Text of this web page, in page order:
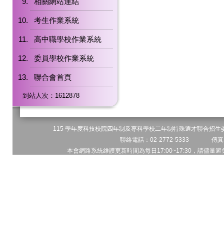
考生作業系統
高中職學校作業系統
委員學校作業系統
聯合會首頁
到站人次：1612878
115 學年度科技校院四年制及專科學校二年制特殊選才聯合
聯絡電話：02-2772-5333 傳
本會網路系統維護更新時間為每日17:00~17:30，請儘量